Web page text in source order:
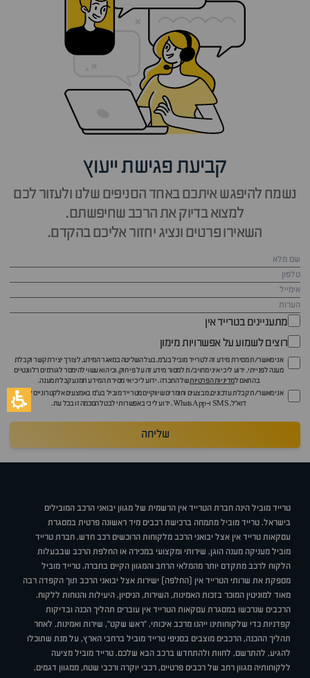
קביעת פגישת ייעוץ
נשמח להיפגש איתכם באחד הסניפים שלנו ולעזור לכם
למצוא בדיוק את הרכב שחיפשתם.
השאירו פרטים ונציג יחזור אליכם בהקדם.
מתעניינים בטרייד אין
רוצים לשמוע על אפשרויות מימון
אני מאשר/ת מסירת מידע זה לטרייד מוביל בע"מ, בעל השליטה במאגר המידע, לצורך יצירת קשר וקבלת
מענה לפנייתי. ידוע לי כי איני מחויב/ת למסור מידע זה על פי חוק, וכי הוא עשוי להימסר לגורמים רלוונטיים
בהתאם למדיניות הפרטיותשל החברה. ידוע לי כי אי מסירת המידע תמנע קבלת מענה.
אני מאשר/ת קבלת עדכונים, מבצעים וחומרים שיווקיים מטרייד מוביל בע"מ באמצעים אלקטרוניים לרבות
דוא״ל, SMS ו-WhatsApp. ידוע לי כי באפשרותי לבטל הסכמה זו בכל עת.
שליחה
טרייד מוביל הינה חברת הטרייד אין הרשמית של מגוון יבואני הרכב המובילים
בישראל. טרייד מוביל מתמחה ברכישת רכבים מיד ראשונה פרטית במסגרת
עסקאות טרייד אין אצל יבואני הרכב מלקוחות הרוכשים רכב חדש. חברת טרייד
מוביל מעניקה מענה הוגן, שירותי ומקצועי במכירה או החלפת הרכב שבבעלות
הלקוח לרכב מתקדם יותר מהמלאי הרחב והמגוון הקיים בחברה. טרייד מוביל
מספקת את שרותי הטרייד אין (החלפה) ישירות אצל יבואני הרכב תוך הקפדה רבה
מאוד למוניטין המוכר בזכות האמינות, השירות, הניסיון, היעילות והנוחות ללקוח.
הרכבים שנרכשו במסגרת עסקאות הטרייד אין עוברים תהליך הכנה ובדיקות
קפדניות כדי שלקוחותינו ייהנו מרכב איכותי, "ראש שקט", שירות ואמינות. לאחר
תהליך ההכנה, הרכבים מוצבים בסניפי טרייד מוביל ברחבי הארץ, על מנת שתוכלו
להגיע, להתרשם, לחוות ולהתחדש ברכב הבא שלכם. טרייד מוביל מציעה
ללקוחותיה מגוון רחב של רכבים פרטיים, רכבי יוקרה ורכבי שטח, ממגוון דגמים,